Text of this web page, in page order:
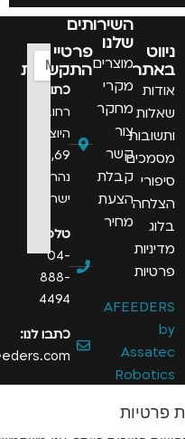
השירותים
שלנו
מוצרים
מקרי
מחקר
צור
קשר
קבלת
הצעת
מחיר
פרטיי
התקשרות
כתובת:
רחוב
היוצרים
69,
נהריה,
ישראל
4494
info@afeeders.com